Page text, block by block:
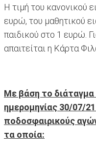
Η τιμή του κανονικού
ευρώ, του μαθητικού
παιδικού στο 1 ευρώ.
απαιτείται η Κάρτα
Με βάση το διάταγμα
ημερομηνίας 30/07/
ποδοσφαιρικούς
τα οποία: